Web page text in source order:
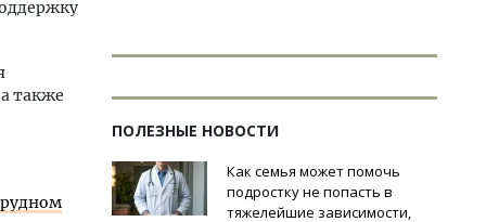
также
ПОЛЕЗНЫЕ НОВОСТИ
Как семья может помочь
подростку не попасть в
тяжелейшие зависимости,